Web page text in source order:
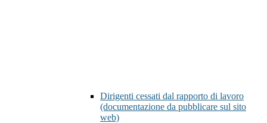
Dirigenti cessati dal rapporto di lavoro
(documentazione da pubblicare sul sito
web)